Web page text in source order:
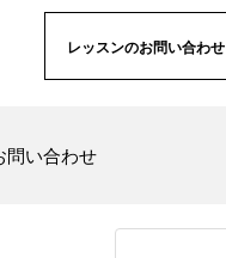
レッスンのお問い合わせ
問い合わせ